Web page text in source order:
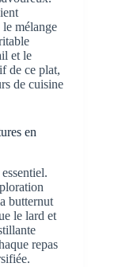
mélange
et le
de ce plat,
de cuisine
en
butternut
le lard et
repas